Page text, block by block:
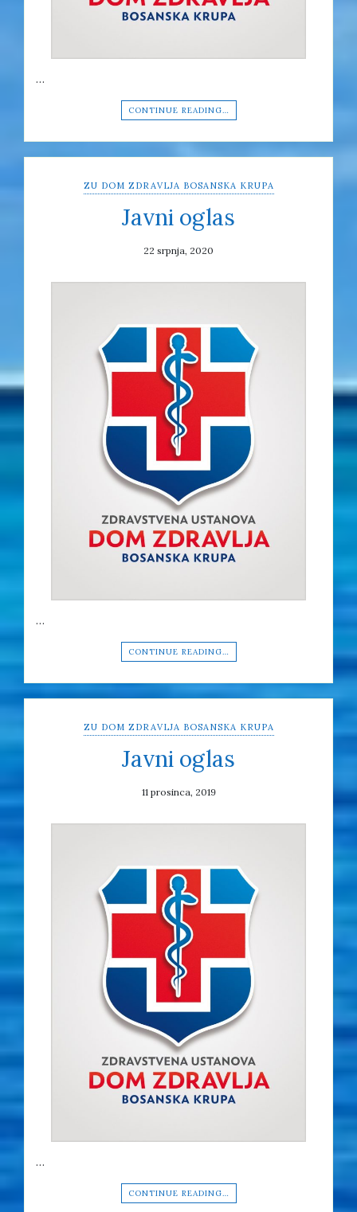
…
CONTINUE READING…
ZU DOM ZDRAVLJA BOSANSKA KRUPA
Javni oglas
22 srpnja, 2020
…
CONTINUE READING…
ZU DOM ZDRAVLJA BOSANSKA KRUPA
Javni oglas
11 prosinca, 2019
…
CONTINUE READING…